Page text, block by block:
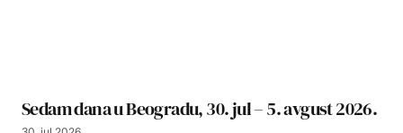
Sedam dana u Beogradu, 30. jul – 5. avgust 2026.